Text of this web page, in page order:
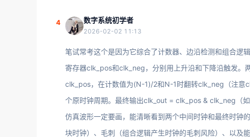
4 数字系统初学者
2026-02-02 11:13
笔试常考这个是因为它综合了计数器、边沿检测和组合逻
寄存器clk_pos和clk_neg，分别用上升沿和下降沿触发
clk_pos，在计数值为(N-1)/2和N-1时翻转clk_neg（注
个原时钟周期。最终输出clk_out = clk_pos & clk_neg（
仿真波形一定要画，能清晰看到两个中间时钟和最终时钟
块时钟）、毛刺（组合逻辑产生时钟的毛刺风险）、以及